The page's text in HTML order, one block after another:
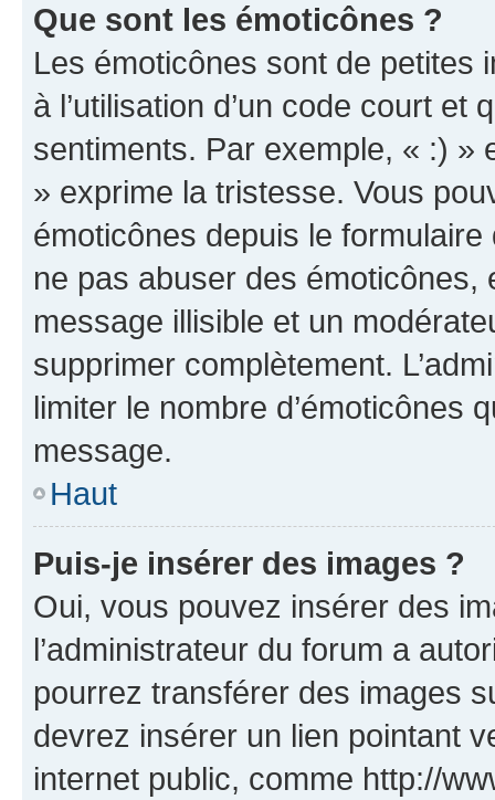
Que sont les émoticônes ?
Les émoticônes sont de petites
à l’utilisation d’un code court et
sentiments. Par exemple, « :) »
» exprime la tristesse. Vous
émoticônes depuis le
ne pas abuser des
message illisible et un
supprimer complètement.
limiter le nombre d’émoticônes
message.
Haut
Puis-je insérer des images ?
Oui, vous pouvez insérer des
l’administrateur du forum a
pourrez transférer des images
devrez insérer un lien pointant
internet public, comme http://